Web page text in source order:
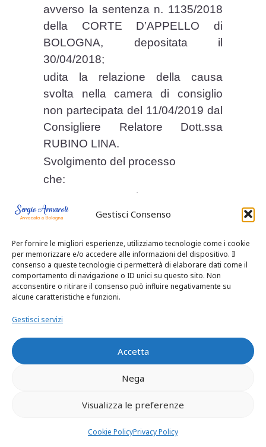
Gestisci Consenso
Per fornire le migliori esperienze, utilizziamo tecnologie come i cookie
per memorizzare e/o accedere alle informazioni del dispositivo. Il
consenso a queste tecnologie ci permetterà di elaborare dati come il
comportamento di navigazione o ID unici su questo sito. Non
acconsentire o ritirare il consenso può influire negativamente su
alcune caratteristiche e funzioni.
Gestisci servizi
Accetta
Nega
Visualizza le preferenze
Cookie PolicyPrivacy Policy
avverso la sentenza n. 1135/2018
della CORTE D’APPELLO di
BOLOGNA, depositata il
30/04/2018;
udita la relazione della causa
svolta nella camera di consiglio
non partecipata del 11/04/2019 dal
Consigliere Relatore Dott.ssa
RUBINO LINA.
Svolgimento del processo
che:
1. B.S. e P.F. hanno proposto
ricorso per cassazione, articolato
Privato Villa Serena s.p.a., avverso
la sentenza n. 1135/2018, emessa
dalla Corte d’Appello di Bologna il
30 aprile 2018, con la quale in
parziale accoglimento dell’appello
attuali ricorrenti, P.G., veniva
condannato a pagare alla struttura
ospedaliera l’importo di Euro
Forlì s.p.a. resiste con
controricorso illustrato da memoria.